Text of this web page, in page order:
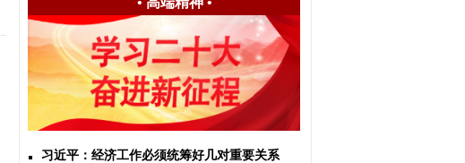
习近平：经济工作必须统筹好几对重要关系